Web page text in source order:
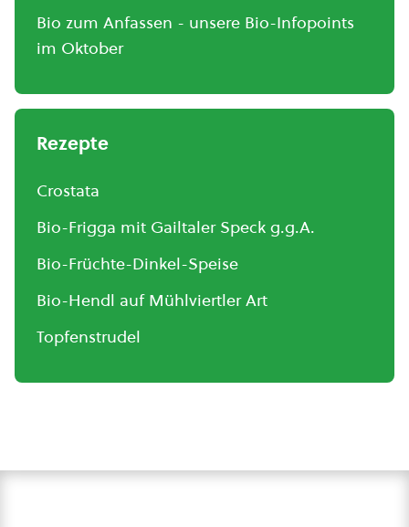
Bio zum Anfassen - unsere Bio-Infopoints
im Oktober
Rezepte
Crostata
Bio-Frigga mit Gailtaler Speck g.g.A.
Bio-Früchte-Dinkel-Speise
Bio-Hendl auf Mühlviertler Art
Topfenstrudel